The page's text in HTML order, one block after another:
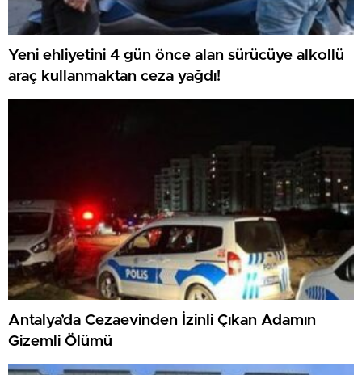
Yeni ehliyetini 4 gün önce alan sürücüye alkollü
araç kullanmaktan ceza yağdı!
Antalya’da Cezaevinden İzinli Çıkan Adamın
Gizemli Ölümü